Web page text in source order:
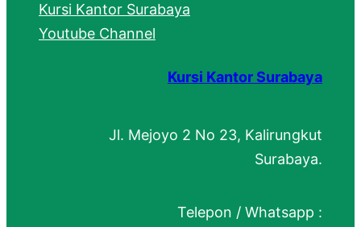
Kursi Kantor Surabaya
Youtube Channel
Kursi Kantor Surabaya
Jl. Mejoyo 2 No 23, Kalirungkut
Surabaya.
Telepon / Whatsapp :